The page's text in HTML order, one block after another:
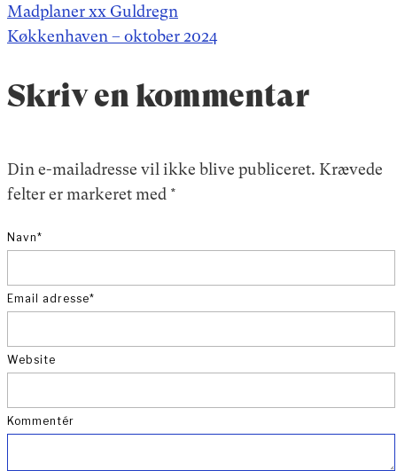
Indlægsnavigation
Madplaner xx Guldregn
Køkkenhaven – oktober 2024
Skriv en kommentar
Din e-mailadresse vil ikke blive publiceret. Krævede
felter er markeret med *
Navn*
Email adresse*
Website
Kommentér